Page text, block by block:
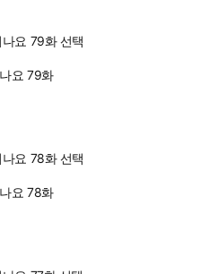
요 79화 선택
요 79화
요 78화 선택
요 78화